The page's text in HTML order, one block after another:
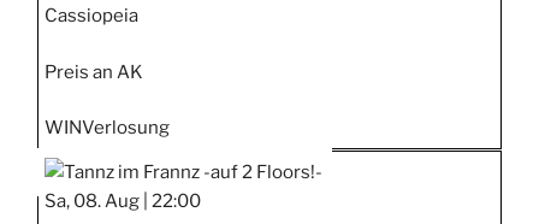
Cassiopeia
Preis an AK
WINVerlosung
Sa, 08. Aug | 22:00